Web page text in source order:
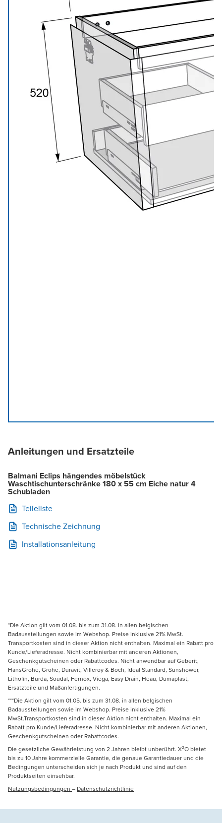
Anleitungen und Ersatzteile
Balmani Eclips hängendes möbelstück
Waschtischunterschränke 180 x 55 cm Eiche natur 4
Schubladen
Teileliste
Technische Zeichnung
Installationsanleitung
*Die Aktion gilt vom 01.08. bis zum 31.08. in allen belgischen
Badausstellungen sowie im Webshop. Preise inklusive 21% MwSt.
Transportkosten sind in dieser Aktion nicht enthalten. Maximal ein Rabatt pro
Kunde/Lieferadresse. Nicht kombinierbar mit anderen Aktionen,
Geschenkgutscheinen oder Rabattcodes. Nicht anwendbar auf Geberit,
HansGrohe, Grohe, Duravit, Villeroy & Boch, Ideal Standard, Sunshower,
Lithofin, Burda, Soudal, Fernox, Viega, Easy Drain, Heau, Dumaplast,
Ersatzteile und Maßanfertigungen.
***Die Aktion gilt vom 01.05. bis zum 31.08. in allen belgischen
Badausstellungen sowie im Webshop. Preise inklusive 21%
MwSt.Transportkosten sind in dieser Aktion nicht enthalten. Maximal ein
Rabatt pro Kunde/Lieferadresse. Nicht kombinierbar mit anderen Aktionen,
Geschenkgutscheinen oder Rabattcodes.
Die gesetzliche Gewährleistung von 2 Jahren bleibt unberührt. X²O bietet
bis zu 10 Jahre kommerzielle Garantie, die genaue Garantiedauer und die
Bedingungen unterscheiden sich je nach Produkt und sind auf den
Produktseiten einsehbar.
Nutzungsbedingungen – Datenschutzrichtlinie